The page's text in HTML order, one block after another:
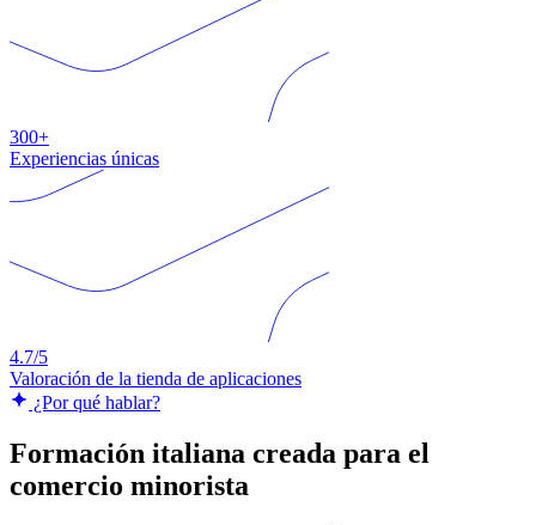
300+
Experiencias únicas
4.7/5
Valoración de la tienda de aplicaciones
¿Por qué hablar?
Formación italiana creada para el
comercio minorista